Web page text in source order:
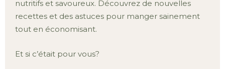
nutritifs et savoureux. Découvrez de nouvelles
recettes et des astuces pour manger sainement
tout en économisant.
Et si c’était pour vous?